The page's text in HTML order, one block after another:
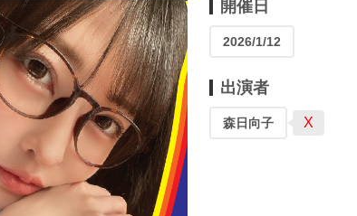
開催日
2026/1/12
出演者
森日向子 X